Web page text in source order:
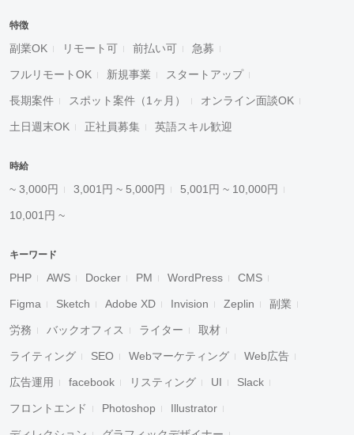
特徴
副業OK リモート可 前払い可 急募
フルリモートOK 新規事業 スタートアップ
長期案件 スポット案件（1ヶ月） オンライン面談OK
土日週末OK 正社員募集 英語スキル歓迎
時給
~ 3,000円 3,001円 ~ 5,000円 5,001円 ~ 10,000円
10,001円 ~
キーワード
PHP AWS Docker PM WordPress CMS
Figma Sketch Adobe XD Invision Zeplin 副業
労務 バックオフィス ライター 取材
ライティング SEO Webマーケティング Web広告
広告運用 facebook リスティング UI Slack
フロントエンド Photoshop Illustrator